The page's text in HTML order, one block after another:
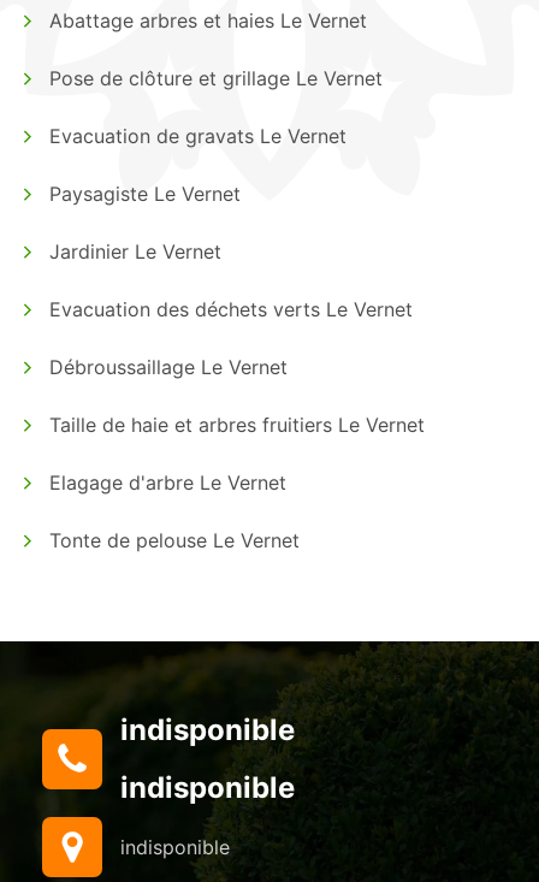
Abattage arbres et haies Le Vernet
Pose de clôture et grillage Le Vernet
Evacuation de gravats Le Vernet
Paysagiste Le Vernet
Jardinier Le Vernet
Evacuation des déchets verts Le Vernet
Débroussaillage Le Vernet
Taille de haie et arbres fruitiers Le Vernet
Elagage d'arbre Le Vernet
Tonte de pelouse Le Vernet
indisponible
indisponible
indisponible